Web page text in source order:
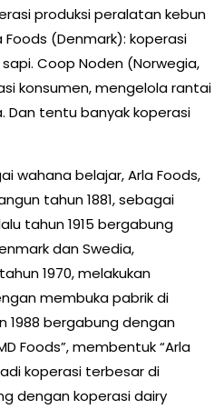
produksi peralatan kebun
(Denmark): koperasi
Coop Noden (Norwegia,
konsumen, mengelola rantai
Dan tentu banyak koperasi
wahana belajar, Arla Foods,
tahun 1881, sebagai
tahun 1915 bergabung
dan Swedia,
1970, melakukan
membuka pabrik di
1988 bergabung dengan
Foods”, membentuk “Arla
koperasi terbesar di
dengan koperasi dairy